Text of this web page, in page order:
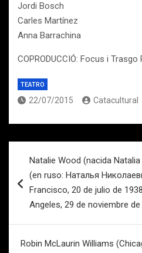
Jordi Bosch
Carles Martínez
Anna Barrachina
COPRODUCCIÓ: Focus i
TEATRO
22/07/2015 Catacultural
entradas
Natalie Wood (nacida
(en ruso: Наталья
Francisco, 20 de julio de
Angeles, 29 de noviembre de
Robin McLaurin Williams